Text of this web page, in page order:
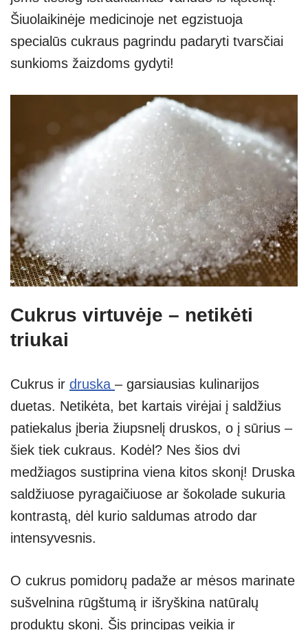
Šiuolaikinėje medicinoje net egzistuoja
specialūs cukraus pagrindu padaryti tvarsčiai
sunkioms žaizdoms gydyti!
Cukrus virtuvėje – netikėti
triukai
Cukrus ir druska – garsiausias kulinarijos
duetas. Netikėta, bet kartais virėjai į saldžius
patiekalus įberia žiupsnelį druskos, o į sūrius –
šiek tiek cukraus. Kodėl? Nes šios dvi
medžiagos sustiprina viena kitos skonį! Druska
saldžiuose pyragaičiuose ar šokolade sukuria
kontrastą, dėl kurio saldumas atrodo dar
intensyvesnis.
O cukrus pomidorų padaže ar mėsos marinate
sušvelnina rūgštumą ir išryškina natūralų
produktų skonį. Šis principas veikia ir